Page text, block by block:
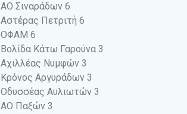
ΑΟ Σιναράδων 6
Αστέρας Πετριτή 6
ΟΦΑΜ 6
Βολίδα Κάτω Γαρούνα 3
Αχιλλέας Νυμφών 3
Κρόνος Αργυράδων 3
Οδυσσέας Αυλιωτών 3
ΑΟ Παξών 3